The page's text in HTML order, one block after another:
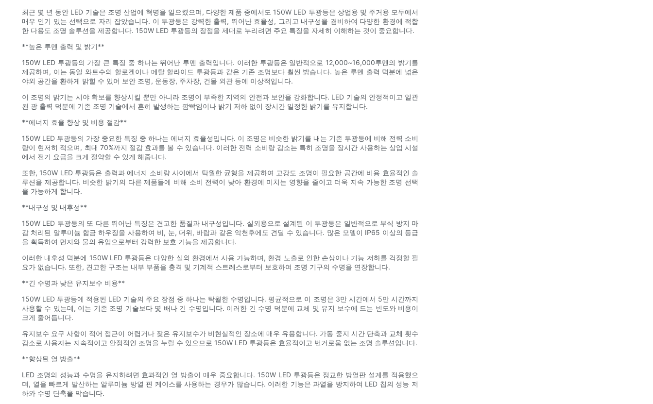
최근 몇 년 동안 LED 기술은 조명 산업에 혁명을 일으켰으며, 다양한 제품 중에서도 150W LED 투광등은 상업용 및 주거용 모두에서
매우 인기 있는 선택으로 자리 잡았습니다. 이 투광등은 강력한 출력, 뛰어난 효율성, 그리고 내구성을 겸비하여 다양한 환경에 적합
한 다용도 조명 솔루션을 제공합니다. 150W LED 투광등의 장점을 제대로 누리려면 주요 특징을 자세히 이해하는 것이 중요합니다.
**높은 루멘 출력 및 밝기**
150W LED 투광등의 가장 큰 특징 중 하나는 뛰어난 루멘 출력입니다. 이러한 투광등은 일반적으로 12,000~16,000루멘의 밝기를
제공하며, 이는 동일 와트수의 할로겐이나 메탈 할라이드 투광등과 같은 기존 조명보다 훨씬 밝습니다. 높은 루멘 출력 덕분에 넓은
야외 공간을 환하게 밝힐 수 있어 보안 조명, 운동장, 주차장, 건물 외관 등에 이상적입니다.
이 조명의 밝기는 시야 확보를 향상시킬 뿐만 아니라 조명이 부족한 지역의 안전과 보안을 강화합니다. LED 기술의 안정적이고 일관
된 광 출력 덕분에 기존 조명 기술에서 흔히 발생하는 깜빡임이나 밝기 저하 없이 장시간 일정한 밝기를 유지합니다.
**에너지 효율 향상 및 비용 절감**
150W LED 투광등의 가장 중요한 특징 중 하나는 에너지 효율성입니다. 이 조명은 비슷한 밝기를 내는 기존 투광등에 비해 전력 소비
량이 현저히 적으며, 최대 70%까지 절감 효과를 볼 수 있습니다. 이러한 전력 소비량 감소는 특히 조명을 장시간 사용하는 상업 시설
에서 전기 요금을 크게 절약할 수 있게 해줍니다.
또한, 150W LED 투광등은 출력과 에너지 소비량 사이에서 탁월한 균형을 제공하여 고강도 조명이 필요한 공간에 비용 효율적인 솔
루션을 제공합니다. 비슷한 밝기의 다른 제품들에 비해 소비 전력이 낮아 환경에 미치는 영향을 줄이고 더욱 지속 가능한 조명 선택
을 가능하게 합니다.
**내구성 및 내후성**
150W LED 투광등의 또 다른 뛰어난 특징은 견고한 품질과 내구성입니다. 실외용으로 설계된 이 투광등은 일반적으로 부식 방지 마
감 처리된 알루미늄 합금 하우징을 사용하여 비, 눈, 더위, 바람과 같은 악천후에도 견딜 수 있습니다. 많은 모델이 IP65 이상의 등급
을 획득하여 먼지와 물의 유입으로부터 강력한 보호 기능을 제공합니다.
이러한 내후성 덕분에 150W LED 투광등은 다양한 실외 환경에서 사용 가능하며, 환경 노출로 인한 손상이나 기능 저하를 걱정할 필
요가 없습니다. 또한, 견고한 구조는 내부 부품을 충격 및 기계적 스트레스로부터 보호하여 조명 기구의 수명을 연장합니다.
**긴 수명과 낮은 유지보수 비용**
150W LED 투광등에 적용된 LED 기술의 주요 장점 중 하나는 탁월한 수명입니다. 평균적으로 이 조명은 3만 시간에서 5만 시간까지
사용할 수 있는데, 이는 기존 조명 기술보다 몇 배나 긴 수명입니다. 이러한 긴 수명 덕분에 교체 및 유지 보수에 드는 빈도와 비용이
크게 줄어듭니다.
유지보수 요구 사항이 적어 접근이 어렵거나 잦은 유지보수가 비현실적인 장소에 매우 유용합니다. 가동 중지 시간 단축과 교체 횟수
감소로 사용자는 지속적이고 안정적인 조명을 누릴 수 있으므로 150W LED 투광등은 효율적이고 번거로움 없는 조명 솔루션입니다.
**향상된 열 방출**
LED 조명의 성능과 수명을 유지하려면 효과적인 열 방출이 매우 중요합니다. 150W LED 투광등은 정교한 방열판 설계를 적용했으
며, 열을 빠르게 발산하는 알루미늄 방열 핀 케이스를 사용하는 경우가 많습니다. 이러한 기능은 과열을 방지하여 LED 칩의 성능 저
하와 수명 단축을 막습니다.